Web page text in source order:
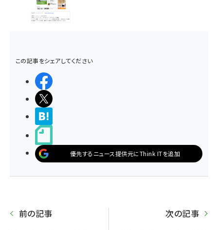
この記事をシェアしてください
優先するニュース提供元にThink ITを追加
前の記事 次の記事